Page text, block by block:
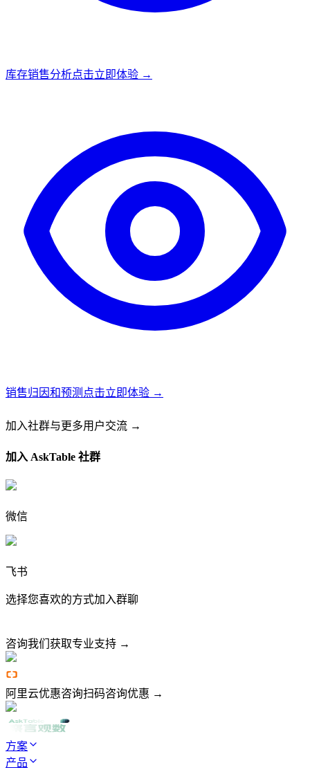
库存销售分析点击立即体验 →
销售归因和预测 点击立即体验 →
加入社群与更多用户交流 →
加入 AskTable 社群
微信
飞书
选择您喜欢的方式加入群聊
咨询我们 获取专业支持 →
阿里云优惠咨询扫码咨询优惠 →
方案
产品